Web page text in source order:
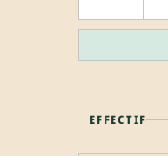
EFFECTIF